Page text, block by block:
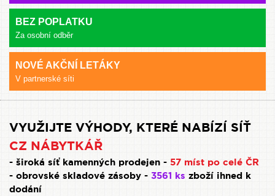
BEZ POPLATKU
Za osobní odběr
NOVÉ AKČNÍ LETÁKY
V partnerské síti
VYUŽIJTE VÝHODY, KTERÉ NABÍZÍ SÍŤ
CZ NÁBYTKÁŘ
- široká síť kamenných prodejen - 57 míst po celé ČR
- obrovské skladové zásoby - 3561 ks zboží ihned k
dodání